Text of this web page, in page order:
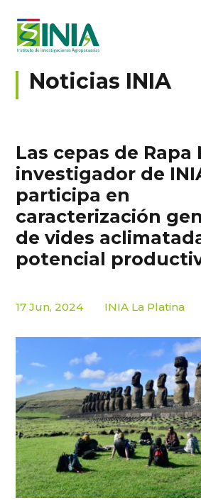
Noticias INIA
Las cepas de Rapa
investigador de
participa en
caracterización
de vides
potencial
17 Jun, 2024 INIA La Platina